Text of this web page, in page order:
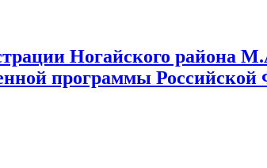
Ногайского района
программы